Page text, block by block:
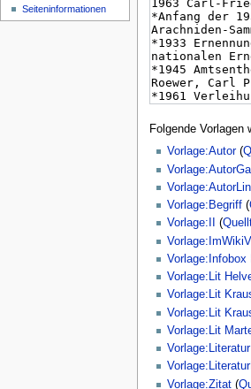
Folgende Vorlagen
Vorlage:Autor(
Vorlage:Begriff(
Vorlage:II
(
Vorlage:Infobox
Vorlage:Lit
Vorlage:Lit
Vorlage:Lit
Vorlage:Lit
Vorlage:Literatur
Vorlage:Zitat(
Seiten­­informationen